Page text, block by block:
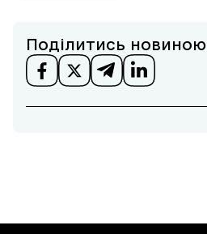
Поділитись новиною